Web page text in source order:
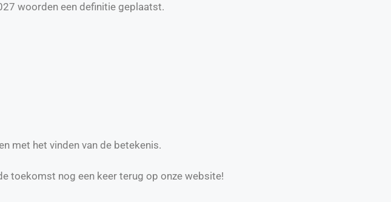
woorden een definitie geplaatst.
met het vinden van de betekenis.
toekomst nog een keer terug op onze website!